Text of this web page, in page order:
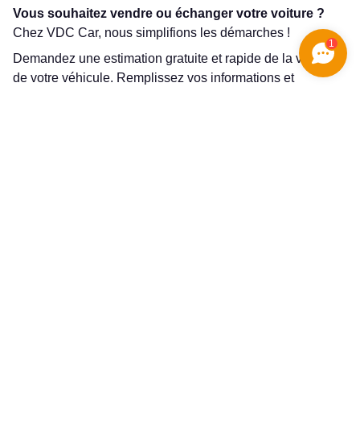
Vous souhaitez vendre ou échanger votre voiture ?
Chez VDC Car, nous simplifions les démarches !
Demandez une estimation gratuite et rapide de la valeur
de votre véhicule. Remplissez vos informations et
1